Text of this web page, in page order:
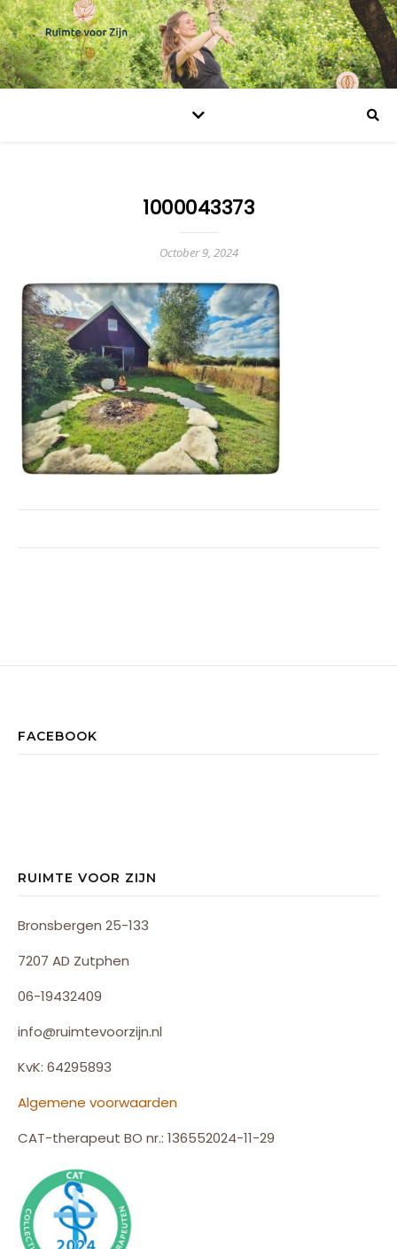
1000043373
October 9, 2024
FACEBOOK
RUIMTE VOOR ZIJN
Bronsbergen 25-133
7207 AD Zutphen
06-19432409
info@ruimtevoorzijn.nl
KvK: 64295893
Algemene voorwaarden
CAT-therapeut BO nr.: 136552024-11-29